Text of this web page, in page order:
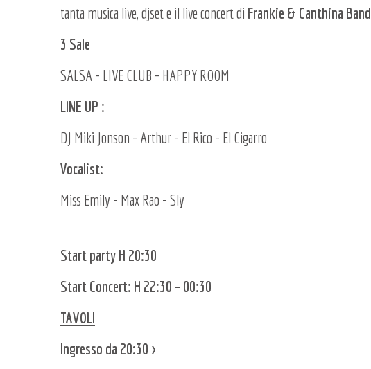
tanta musica live, djset e il live concert di Frankie & Canthina Band
3 Sale
SALSA - LIVE CLUB - HAPPY ROOM
LINE UP :
DJ Miki Jonson - Arthur - El Rico - El Cigarro
Vocalist:
Miss Emily - Max Rao - Sly
Start party H 20:30
Start Concert: H 22:30 – 00:30
TAVOLI
Ingresso da 20:30 >